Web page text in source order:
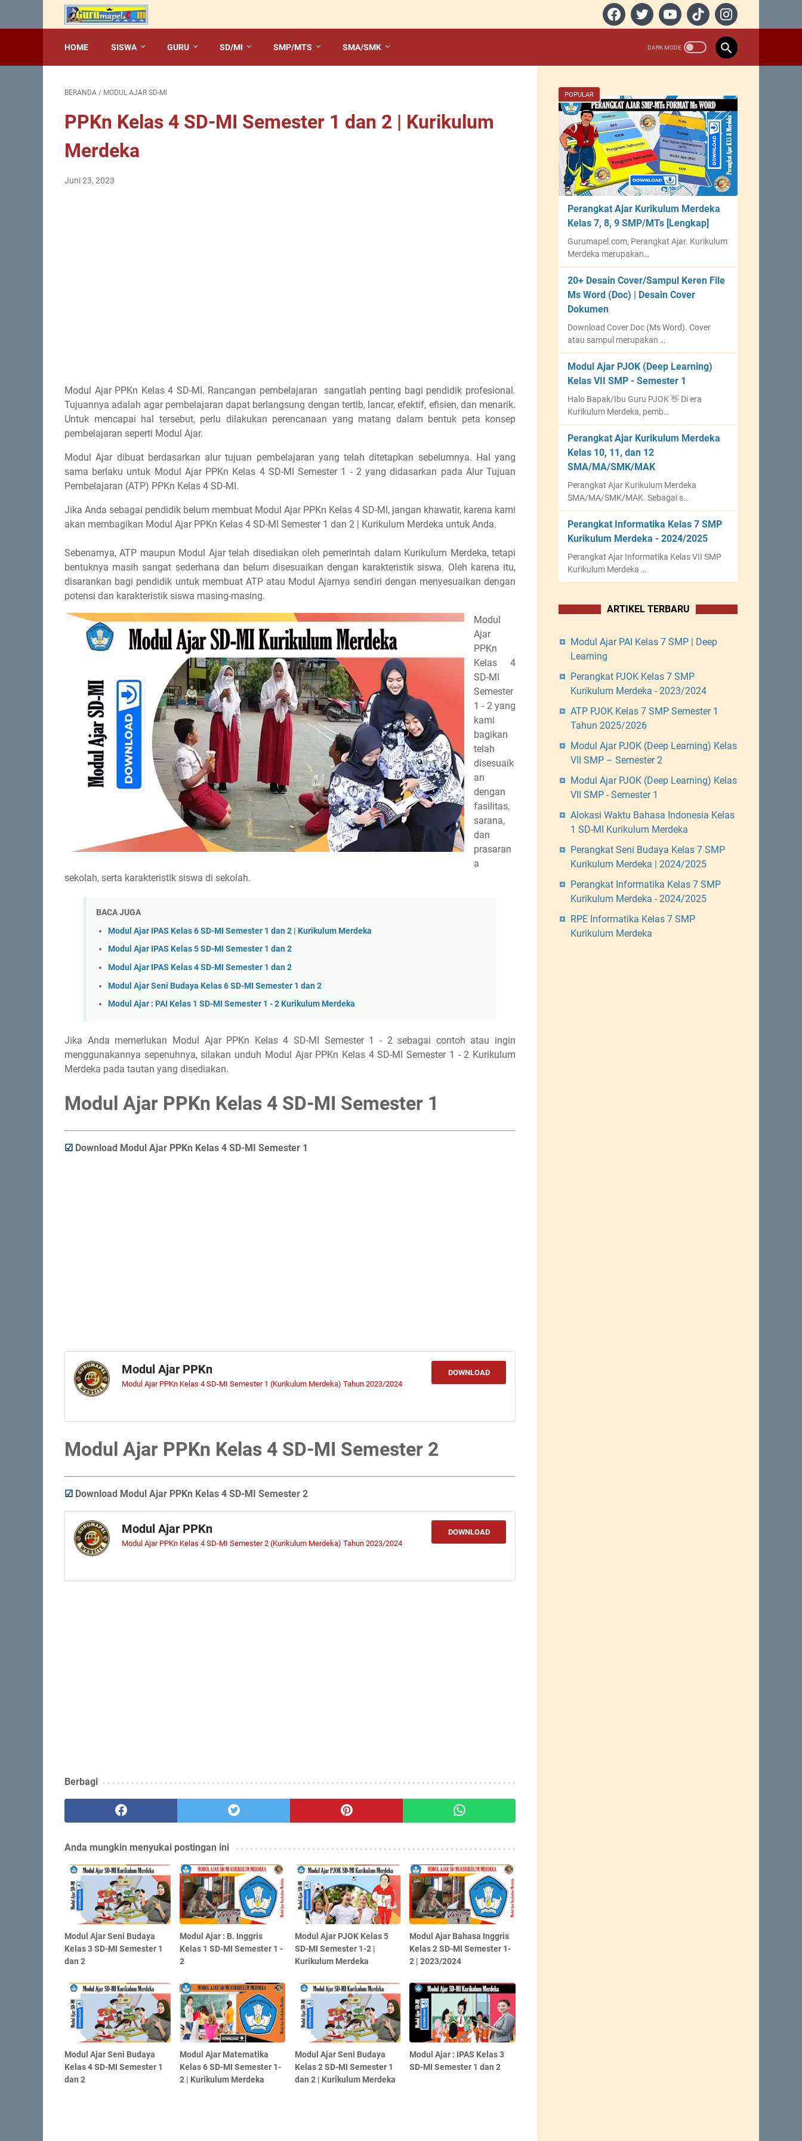
HOME SISWA GURU SD/MI SMP/MTS SMA/SMK
BERANDA / MODUL AJAR SD-MI
PPKn Kelas 4 SD-MI Semester 1 dan 2 | Kurikulum
Merdeka
Juni 23, 2023
Modul Ajar PPKn Kelas 4 SD-MI. Rancangan pembelajaran sangatlah penting bagi pendidik profesional.
Tujuannya adalah agar pembelajaran dapat berlangsung dengan tertib, lancar, efektif, efisien, dan menarik.
Untuk mencapai hal tersebut, perlu dilakukan perencanaan yang matang dalam bentuk peta konsep
pembelajaran seperti Modul Ajar.
Modul Ajar dibuat berdasarkan alur tujuan pembelajaran yang telah ditetapkan sebelumnya. Hal yang
sama berlaku untuk Modul Ajar PPKn Kelas 4 SD-MI Semester 1 - 2 yang didasarkan pada Alur Tujuan
Pembelajaran (ATP) PPKn Kelas 4 SD-MI.
Jika Anda sebagai pendidik belum membuat Modul Ajar PPKn Kelas 4 SD-MI, jangan khawatir, karena kami
akan membagikan Modul Ajar PPKn Kelas 4 SD-MI Semester 1 dan 2 | Kurikulum Merdeka untuk Anda.
Sebenarnya, ATP maupun Modul Ajar telah disediakan oleh pemerintah dalam Kurikulum Merdeka, tetapi
bentuknya masih sangat sederhana dan belum disesuaikan dengan karakteristik siswa. Oleh karena itu,
disarankan bagi pendidik untuk membuat ATP atau Modul Ajarnya sendiri dengan menyesuaikan dengan
potensi dan karakteristik siswa masing-masing.
Modul
Ajar
PPKn
Kelas 4
SD-MI
Semester
1 - 2 yang
kami
bagikan
telah
disesuaik
an
dengan
fasilitas,
sarana,
dan
prasaran
a
sekolah, serta karakteristik siswa di sekolah.
BACA JUGA
Modul Ajar IPAS Kelas 6 SD-MI Semester 1 dan 2 | Kurikulum Merdeka
Modul Ajar IPAS Kelas 5 SD-MI Semester 1 dan 2
Modul Ajar IPAS Kelas 4 SD-MI Semester 1 dan 2
Modul Ajar Seni Budaya Kelas 6 SD-MI Semester 1 dan 2
Modul Ajar : PAI Kelas 1 SD-MI Semester 1 - 2 Kurikulum Merdeka
Jika Anda memerlukan Modul Ajar PPKn Kelas 4 SD-MI Semester 1 - 2 sebagai contoh atau ingin
menggunakannya sepenuhnya, silakan unduh Modul Ajar PPKn Kelas 4 SD-MI Semester 1 - 2 Kurikulum
Merdeka pada tautan yang disediakan.
Modul Ajar PPKn Kelas 4 SD-MI Semester 1
☑ Download Modul Ajar PPKn Kelas 4 SD-MI Semester 1
Modul Ajar PPKn
Modul Ajar PPKn Kelas 4 SD-MI Semester 1 (Kurikulum Merdeka) Tahun 2023/2024
DOWNLOAD
Modul Ajar PPKn Kelas 4 SD-MI Semester 2
☑ Download Modul Ajar PPKn Kelas 4 SD-MI Semester 2
Modul Ajar PPKn
Modul Ajar PPKn Kelas 4 SD-MI Semester 2 (Kurikulum Merdeka) Tahun 2023/2024
DOWNLOAD
Berbagi
Anda mungkin menyukai postingan ini
Modul Ajar Seni Budaya
Kelas 3 SD-MI Semester 1
dan 2
Modul Ajar : B. Inggris
Kelas 1 SD-MI Semester 1 -
2
Modul Ajar PJOK Kelas 5
SD-MI Semester 1-2 |
Kurikulum Merdeka
Modul Ajar Bahasa Inggris
Kelas 2 SD-MI Semester 1-
2 | 2023/2024
Modul Ajar Seni Budaya
Kelas 4 SD-MI Semester 1
dan 2
Modul Ajar Matematika
Kelas 6 SD-MI Semester 1-
2 | Kurikulum Merdeka
Modul Ajar Seni Budaya
Kelas 2 SD-MI Semester 1
dan 2 | Kurikulum Merdeka
Modul Ajar : IPAS Kelas 3
SD-MI Semester 1 dan 2
POPULAR
Perangkat Ajar Kurikulum Merdeka
Kelas 7, 8, 9 SMP/MTs [Lengkap]
Gurumapel.com, Perangkat Ajar. Kurikulum
Merdeka merupakan…
20+ Desain Cover/Sampul Keren File
Ms Word (Doc) | Desain Cover
Dokumen
Download Cover Doc (Ms Word). Cover
atau sampul merupakan …
Modul Ajar PJOK (Deep Learning)
Kelas VII SMP - Semester 1
Halo Bapak/Ibu Guru PJOK 👋 Di era
Kurikulum Merdeka, pemb…
Perangkat Ajar Kurikulum Merdeka
Kelas 10, 11, dan 12
SMA/MA/SMK/MAK
Perangkat Ajar Kurikulum Merdeka
SMA/MA/SMK/MAK. Sebagai s…
Perangkat Informatika Kelas 7 SMP
Kurikulum Merdeka - 2024/2025
Perangkat Ajar Informatika Kelas VII SMP
Kurikulum Merdeka …
ARTIKEL TERBARU
Modul Ajar PAI Kelas 7 SMP | Deep
Learning
Perangkat PJOK Kelas 7 SMP
Kurikulum Merdeka - 2023/2024
ATP PJOK Kelas 7 SMP Semester 1
Tahun 2025/2026
Modul Ajar PJOK (Deep Learning) Kelas
VII SMP – Semester 2
Modul Ajar PJOK (Deep Learning) Kelas
VII SMP - Semester 1
Alokasi Waktu Bahasa Indonesia Kelas
1 SD-MI Kurikulum Merdeka
Perangkat Seni Budaya Kelas 7 SMP
Kurikulum Merdeka | 2024/2025
Perangkat Informatika Kelas 7 SMP
Kurikulum Merdeka - 2024/2025
RPE Informatika Kelas 7 SMP
Kurikulum Merdeka